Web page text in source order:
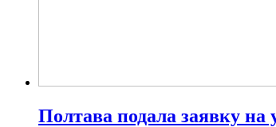
Полтава подала заявку на